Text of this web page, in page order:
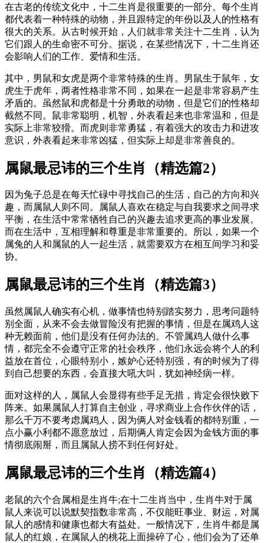
在古老的传统文化中，十二生肖是很重要的一部分。每个生肖
都代表着一种特殊的动物，并且跟特定的年份以及人的性格有
很大的关系。从古时候开始，人们就非常关注十二生肖，认为
它们跟人的生命密不可分。据说，在某些情况下，十二生肖还
会影响人们的工作、爱情和生活。
其中，男鼠和女虎是两个非常特殊的生肖。男鼠生于鼠年，女
虎生于虎年，两者性格非常不同，如果在一起是非常容易产生
矛盾的。虽然鼠和虎都是十分勇敢的动物，但是它们的性格却
截然不同。鼠非常聪明，机智，外表看起来也非常温和，但是
实际上非常狡猾。而虎则非常勇猛，有着强大的攻击力和进攻
意识，外表看起来非常凶猛，但实际上却是非常善良的。
属鼠最忌讳的三个生肖（精选篇2）
因为兔子总是在每天忙碌中寻找自己的生活，自己的方向和兴
趣，而属鼠人则不同。属鼠人喜欢在稳定与自我要求之间寻求
平衡，在生活中常常牺牲自己的兴趣去追求更高的事业发展。
而在生活中，互相理解和尊重是非常重要的。所以，如果一个
属兔的人和属鼠的人一起生活，就需要双方在相互间学习和妥
协。
属鼠最忌讳的三个生肖（精选篇3）
虽然属鼠人确实有心机，做事情也特别踏实努力，思考问题特
别全面，从来不会去做冒险没有把握的事情，但是在属鸡人这
种无赖面前，他们是没有任何办法的。不管属鸡人做什么事
情，都完全不会遵守正常的社会秩序，他们永远会将个人的利
益放在首位，心眼特别小，嫉妒心还特别强，有的时候为了得
到自己想要的东西，会直接大吼大叫，犹如神经病一样。
面对这样的人，属鼠人会显得有些手足无措，肯定会很快败下
阵来。如果属鼠人打算自主创业，寻求商业上合作伙伴的话，
那么千万不要考虑属鸡人，因为俩人对金钱看的都特别重，一
点小赢小利都不愿意放过，后期俩人肯定会因为金钱方面的事
情彻底闹掰，而且属鼠人捞不到任何好处。
属鼠最忌讳的三个生肖（精选篇4）
老鼠的六个合属相是生肖牛;在十二生肖当中，生肖牛对于属
鼠人来说可以说默契指数非常高，不仅能旺事业、财运，对属
鼠人的感情和健康也都大有益处。一般情况下，生肖牛都是属
鼠人的红娘，在属鼠人的桃花上面操碎了心，他们会为了还单